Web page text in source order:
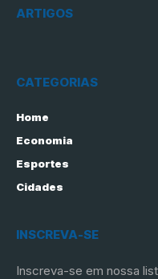
ARTIGOS
CATEGORIAS
Home
Economia
Esportes
Cidades
INSCREVA-SE
Inscreva-se em nossa